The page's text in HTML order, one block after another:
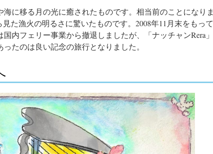
に移る月の光に癒されたものです。相当前のことになりま
た漁火の明るさに驚いたものです。2008年11月末をもって
国内フェリー事業から撤退しましたが、「ナッチャンRera」
たのは良い記念の旅行となりました。